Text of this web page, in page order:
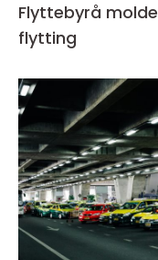
Flyttebyrå molde trygg og effektiv hjelp til
flytting